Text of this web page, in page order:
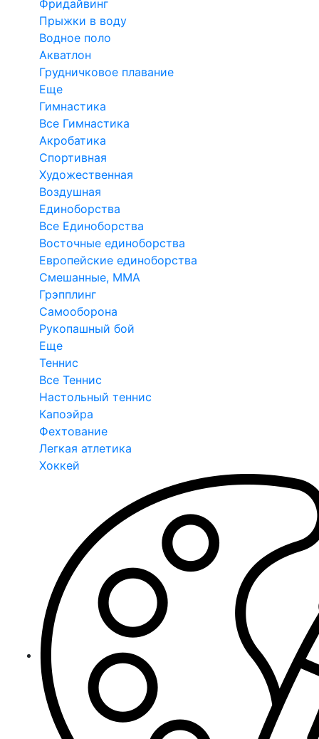
Фридайвинг
Прыжки в воду
Водное поло
Акватлон
Грудничковое плавание
Еще
Гимнастика
Все Гимнастика
Акробатика
Спортивная
Художественная
Воздушная
Единоборства
Все Единоборства
Восточные единоборства
Европейские единоборства
Смешанные, ММА
Грэпплинг
Самооборона
Рукопашный бой
Еще
Теннис
Все Теннис
Настольный теннис
Капоэйра
Фехтование
Легкая атлетика
Хоккей